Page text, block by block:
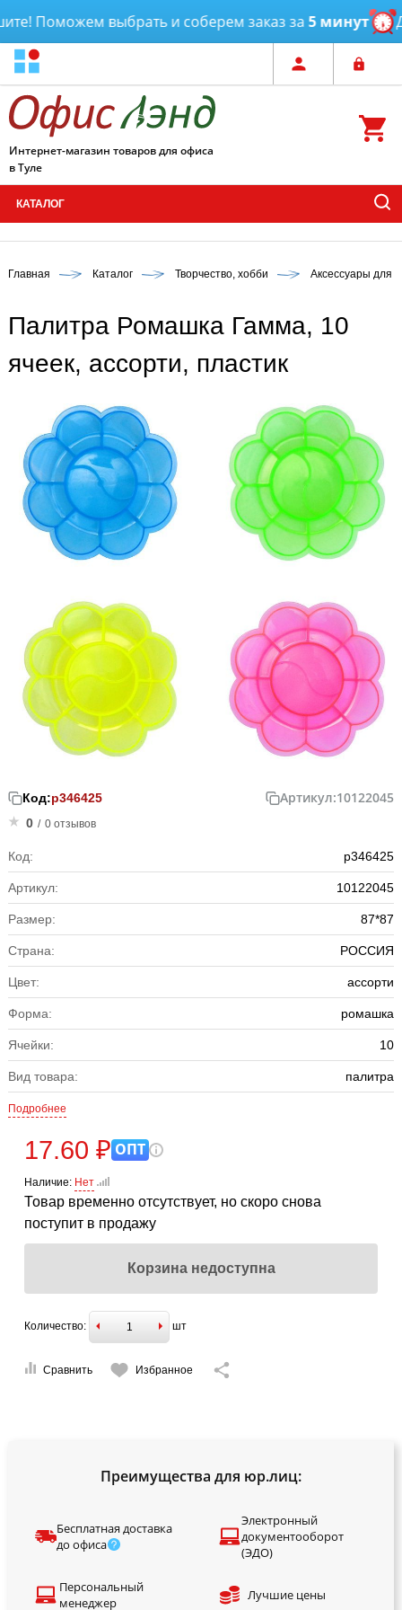
Поможем выбрать и соберем заказ за5 минут
Интернет-магазин товаров для офиса
в Туле
КАТАЛОГ
Главная Каталог Творчество, хобби Аксессуары для
Палитра Ромашка Гамма, 10
ячеек, ассорти, пластик
Код:р346425 Артикул:10122045
0 / 0 отзывов
Код: р346425
Артикул: 10122045
Размер: 87*87
Страна: РОССИЯ
Цвет: ассорти
Форма: ромашка
Ячейки: 10
Вид товара: палитра
Подробнее
17.60 ₽ ОПТ
Наличие: Нет
Товар временно отсутствует, но скоро снова
поступит в продажу
Корзина недоступна
Количество: шт
Сравнить Избранное
Преимущества для юр.лиц:
Бесплатная доставка
до офиса
Электронный
документооборот
(ЭДО)
Персональный
менеджер
Лучшие цены